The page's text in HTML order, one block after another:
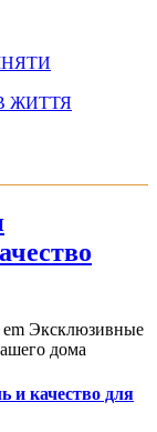
ЖИТТЯ
em Эксклюзивные
дома
и качество для